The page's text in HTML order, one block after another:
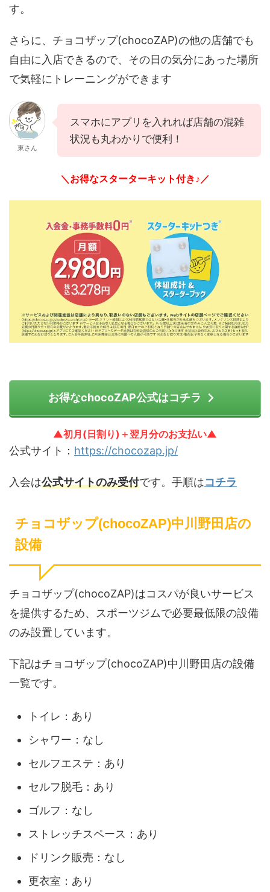
す。
さらに、チョコザップ(chocoZAP)の他の店舗でも
自由に入店できるので、その日の気分にあった場所
で気軽にトレーニングができます
東さん
スマホにアプリを入れれば店舗の混雑
状況も丸わかりで便利！
＼お得なスターターキット付き♪／
お得なchocoZAP公式はコチラ
▲初月(日割り)＋翌月分のお支払い▲
公式サイト： https://chocozap.jp/
入会は公式サイトのみ受付です。手順はコチラ
チョコザップ(chocoZAP)中川野田店の
設備
チョコザップ(chocoZAP)はコスパが良いサービス
を提供するため、スポーツジムで必要最低限の設備
のみ設置しています。
下記はチョコザップ(chocoZAP)中川野田店の設備
一覧です。
トイレ：あり
シャワー：なし
セルフエステ：あり
セルフ脱毛：あり
ゴルフ：なし
ストレッチスペース：あり
ドリンク販売：なし
更衣室：あり